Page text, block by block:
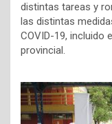
distintas tareas y
las distintas
COVID-19, incluido
provincial.